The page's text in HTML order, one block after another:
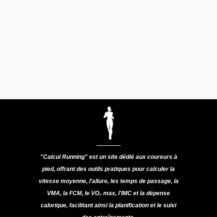
"Calcul Running" est un site dédié aux coureurs à
pied, offrant des outils pratiques pour calculer la
vitesse moyenne, l'allure, les temps de passage, la
VMA, la FCM, le VO₂ max, l'IMC et la dépense
calorique, facilitant ainsi la planification et le suivi